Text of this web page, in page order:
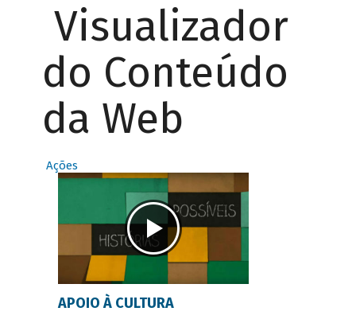
Visualizador
do Conteúdo
da Web
Ações
APOIO À CULTURA